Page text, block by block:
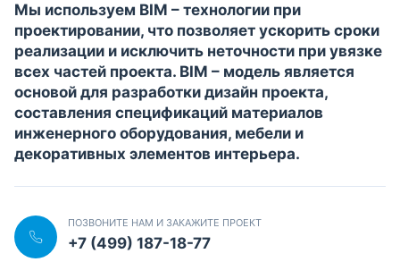
Мы используем BIM – технологии при
проектировании, что позволяет ускорить сроки
реализации и исключить неточности при увязке
всех частей проекта. BIM – модель является
основой для разработки дизайн проекта,
составления спецификаций материалов
инженерного оборудования, мебели и
декоративных элементов интерьера.
ПОЗВОНИТЕ НАМ И ЗАКАЖИТЕ ПРОЕКТ
+7 (499) 187-18-77